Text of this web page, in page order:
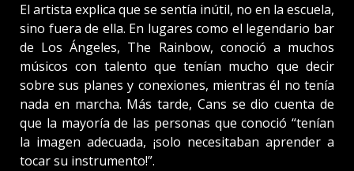
El artista explica que se sentía inútil, no en la escuela,
sino fuera de ella. En lugares como el legendario bar
de Los Ángeles, The Rainbow, conoció a muchos
músicos con talento que tenían mucho que decir
sobre sus planes y conexiones, mientras él no tenía
nada en marcha. Más tarde, Cans se dio cuenta de
que la mayoría de las personas que conoció “tenían
la imagen adecuada, ¡solo necesitaban aprender a
tocar su instrumento!”.